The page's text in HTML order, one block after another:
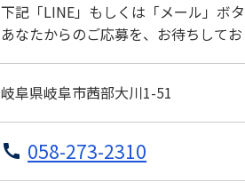
下記「LINE」もしくは「メール」ボ
あなたからのご応募を、お待ちしてお
岐阜県岐阜市茜部大川1-51
058-273-2310